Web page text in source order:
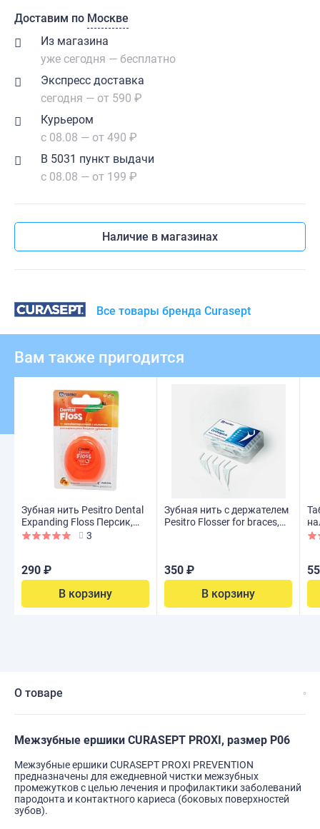
Доставим по Москве
Из магазина
уже сегодня — бесплатно
Экспресс доставка
сегодня — от 590 ₽
Курьером
с 08.08 — от 490 ₽
В 5031 пункт выдачи
с 08.08 — от 199 ₽
Наличие в магазинах
Все товары бренда Curasept
Вам также пригодится
Зубная нить Pesitro Dental
Expanding Floss Персик,
50м
3
290 ₽
В корзину
Зубная нить с держателем
Pesitro Flosser for braces,
350 ₽
В корзину
О товаре
Межзубные ершики CURASEPT PROXI, размер P06
Межзубные ершики CURASEPT PROXI PREVENTION
предназначены для ежедневной чистки межзубных
промежутков с целью лечения и профилактики заболеваний
пародонта и контактного кариеса (боковых поверхностей
зубов).